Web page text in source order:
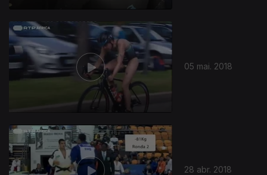
05 mai. 2018
28 abr. 2018